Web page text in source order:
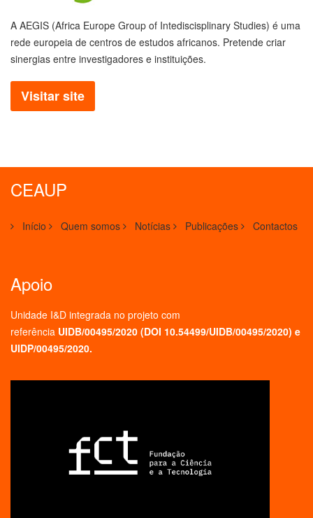
A AEGIS (Africa Europe Group of Intediscisplinary Studies) é uma
rede europeia de centros de estudos africanos. Pretende criar
sinergias entre investigadores e instituições.
Visitar site
CEAUP
Início Quem somos Notícias Publicações Contactos
Apoio
Unidade I&D integrada no projeto com
referência UIDB/00495/2020 (DOI 10.54499/UIDB/00495/2020) e
UIDP/00495/2020.